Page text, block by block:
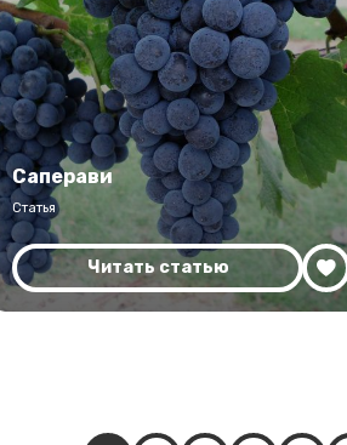
Саперави
Статья
Читать статью